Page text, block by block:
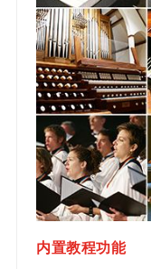
内置教程功能